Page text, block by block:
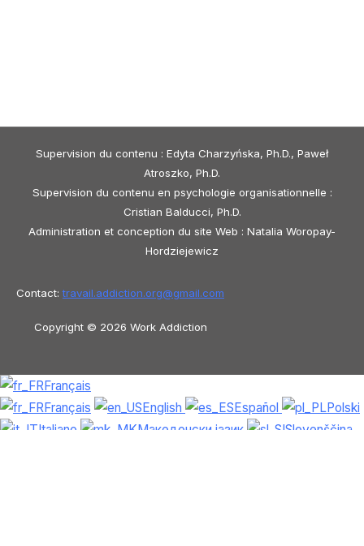
Supervision du contenu : Edyta Charzyńska, Ph.D., Paweł
Atroszko, Ph.D.
Supervision du contenu en psychologie organisationnelle :
Cristian Balducci, Ph.D.
Administration et conception du site Web : Natalia Woropay-
Hordziejewicz
Contact:travail.addiction.org@gmail.com
Copyright © 2026 Work Addiction
Français
Français
English Español
Polski
Italiano
Македонски јазик
Slovenščina